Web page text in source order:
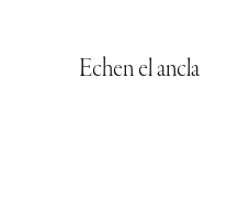
Echen el ancla